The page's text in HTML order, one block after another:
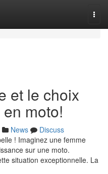
et le choix
moto!
News
Discuss
! Imaginez une femme
sur une moto.
situation exceptionnelle. La